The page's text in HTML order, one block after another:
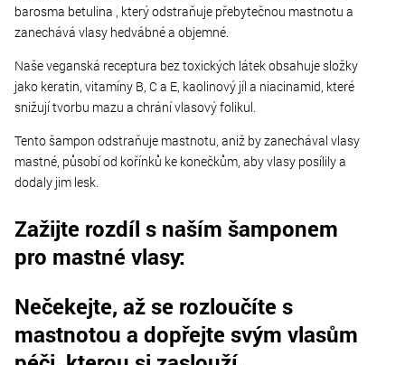
barosma betulina , který odstraňuje přebytečnou mastnotu a
zanechává vlasy hedvábné a objemné.
Naše veganská receptura bez toxických látek obsahuje složky
jako keratin, vitamíny B, C a E, kaolinový jíl a niacinamid, které
snižují tvorbu mazu a chrání vlasový folikul.
Tento šampon odstraňuje mastnotu, aniž by zanechával vlasy
mastné, působí od kořínků ke konečkům, aby vlasy posílily a
dodaly jim lesk.
Zažijte rozdíl s naším šamponem
pro mastné vlasy:
Nečekejte, až se rozloučíte s
mastnotou a dopřejte svým vlasům